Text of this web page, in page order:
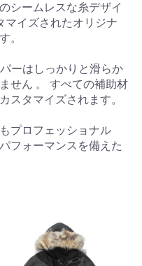
シームレスな糸デザイ
マイズされたオリジナ
。
ーはしっかりと滑らか
せん 。 すべての補助材
スタマイズされます。
プロフェッショナル
フォーマンスを備えた